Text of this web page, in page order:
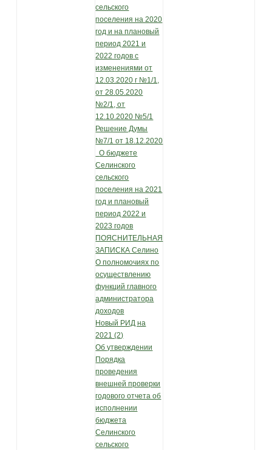
сельского
поселения на 2020
год и на плановый
период 2021 и
2022 годов с
изменениями от
12.03.2020 г №1/1,
от 28.05.2020
№2/1, от
12.10.2020 №5/1
Решение Думы
№7/1 от 18.12.2020
О бюджете
Селинского
сельского
поселения на 2021
год и плановый
период 2022 и
2023 годов
ПОЯСНИТЕЛЬНАЯ
ЗАПИСКА Селино
О полномочиях по
осуществлению
функций главного
администратора
доходов
Новый РИД на
2021 (2)
Об утверждении
Порядка
проведения
внешней проверки
годового отчета об
исполнении
бюджета
Селинского
сельского